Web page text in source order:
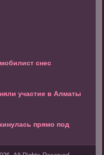
снес
участие в Алматы
прямо под